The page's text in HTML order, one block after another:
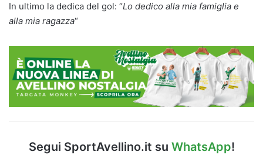
In ultimo la dedica del gol: “Lo dedico alla mia famiglia e
alla mia ragazza“
Segui SportAvellino.it su WhatsApp!